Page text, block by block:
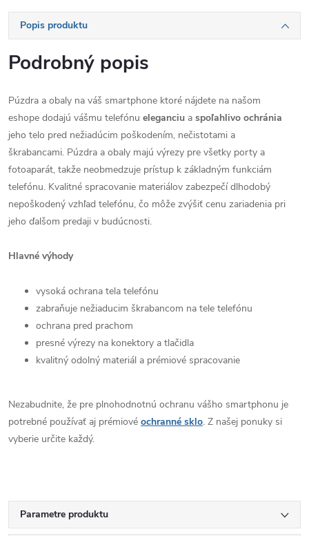
Popis produktu
Podrobný popis
Púzdra a obaly na váš smartphone ktoré nájdete na našom
eshope dodajú vášmu telefónu eleganciu a spoľahlivo ochránia
jeho telo pred nežiadúcim poškodením, nečistotami a
škrabancami. Púzdra a obaly majú výrezy pre všetky porty a
fotoaparát, takže neobmedzuje prístup k základným funkciám
telefónu. Kvalitné spracovanie materiálov zabezpečí dlhodobý
nepoškodený vzhľad telefónu, čo môže zvýšiť cenu zariadenia pri
jeho ďalšom predaji v budúcnosti.
Hlavné výhody
vysoká ochrana tela telefónu
zabraňuje nežiaducim škrabancom na tele telefónu
ochrana pred prachom
presné výrezy na konektory a tlačidla
kvalitný odolný materiál a prémiové spracovanie
Nezabudnite, že pre plnohodnotnú ochranu vášho smartphonu je
potrebné používať aj prémiové ochranné sklo. Z našej ponuky si
vyberie určite každý.
Parametre produktu